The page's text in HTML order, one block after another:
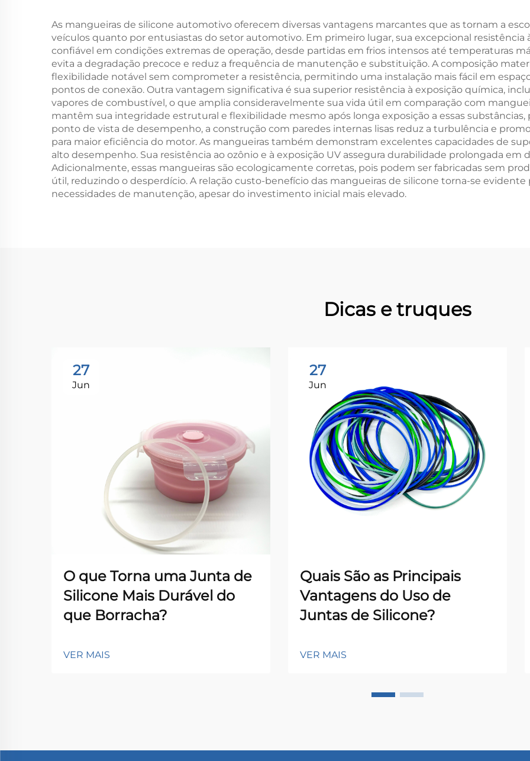
Silicone
Velas
As mangueiras de silicone automotivo oferecem diversas vantagens marcantes que as tornam a
veículos quanto por entusiastas do setor automotivo. Em primeiro lugar, sua excepcional
confiável em condições extremas de operação, desde partidas em frios intensos até temperaturas
evita a degradação precoce e reduz a frequência de manutenção e substituição. A composição
flexibilidade notável sem comprometer a resistência, permitindo uma instalação mais fácil em
pontos de conexão. Outra vantagem significativa é sua superior resistência à exposição química,
vapores de combustível, o que amplia consideravelmente sua vida útil em comparação com
mantêm sua integridade estrutural e flexibilidade mesmo após longa exposição a essas substâncias,
ponto de vista de desempenho, a construção com paredes internas lisas reduz a turbulência e
para maior eficiência do motor. As mangueiras também demonstram excelentes capacidades de
alto desempenho. Sua resistência ao ozônio e à exposição UV assegura durabilidade prolongada em
Adicionalmente, essas mangueiras são ecologicamente corretas, pois podem ser fabricadas sem
útil, reduzindo o desperdício. A relação custo-benefício das mangueiras de silicone torna-se
necessidades de manutenção, apesar do investimento inicial mais elevado.
Dicas e truques
27
Jun
O que Torna uma Junta de
Silicone Mais Durável do
que Borracha?
VER MAIS
27
Jun
Quais São as Principais
Vantagens do Uso de
Juntas de Silicone?
VER MAIS